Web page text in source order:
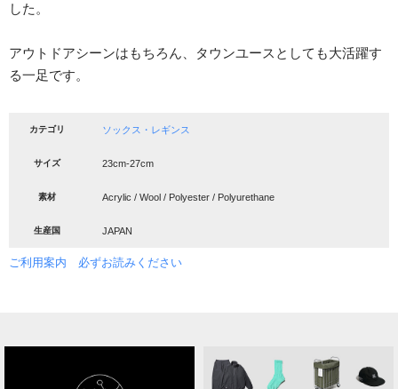
した。
アウトドアシーンはもちろん、タウンユースとしても大活躍す
る一足です。
カテゴリ ソックス・レギンス
サイズ 23cm-27cm
素材 Acrylic / Wool / Polyester / Polyurethane
生産国 JAPAN
ご利用案内 必ずお読みください